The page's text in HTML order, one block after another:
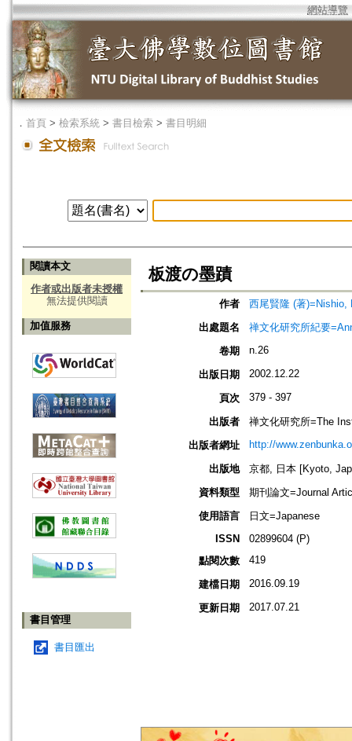
網站導覽
． 首頁 > 檢索系統 > 書目檢索 > 書目明細
閱讀本文
作者或出版者未授權
無法提供閱讀
加值服務
書目管理
書目匯出
板渡の墨蹟
作者
西尾賢隆 (著)=Nishio,
出處題名
禅文化研究所紀要
卷期
n.26
出版日期 2002.12.22
頁次 379 - 397
出版者
禅文化研究所=The
出版者網址
http://
出版地
京都, 日本 [Kyoto,
資料類型
期刊論文=Journal
使用語言
日文=Japanese
ISSN
02899604 (P)
點閱次數
419
建檔日期 2016.09.19
更新日期 2017.07.21